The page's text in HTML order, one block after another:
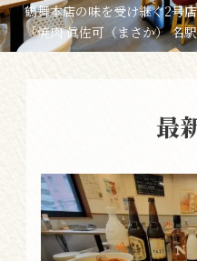
鶴舞本店の味を受け継ぐ2号店
「焼肉 眞佐可（まさか） 名
最